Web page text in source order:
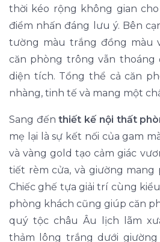
thời kéo rộng không gian
điểm nhấn đáng lưu ý. Bên
tường màu trắng đồng màu
căn phòng trông vẫn thoáng
diện tích. Tổng thể cả căn
nhàng, tinh tế và mang một
Sang đếnthiết kế nội thất
mẹ lại là sự kết nối của gam
và vàng gold tạo cảm giác
tiết rèm cửa, và giường mang
Chiếc ghế tựa giải trí cùng
phòng khách cũng giúp căn
quý tộc châu Âu lịch lãm
thảm lông trắng dưới